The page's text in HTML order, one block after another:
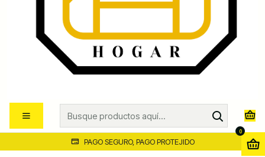
0
PAGO SEGURO, PAGO PROTEJIDO